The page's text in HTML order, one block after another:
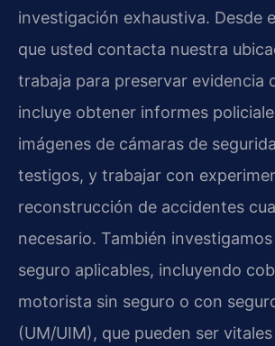
investigación exhaustiva. Desde
que usted contacta nuestra
trabaja para preservar evidencia
incluye obtener informes
imágenes de cámaras de
testigos, y trabajar con
reconstrucción de accidentes
necesario. También
seguro aplicables, incluyendo
motorista sin seguro o con
(UM/UIM), que pueden ser vitales